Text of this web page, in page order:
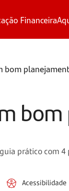
Financeira
bom
prático com
Acessibilidade